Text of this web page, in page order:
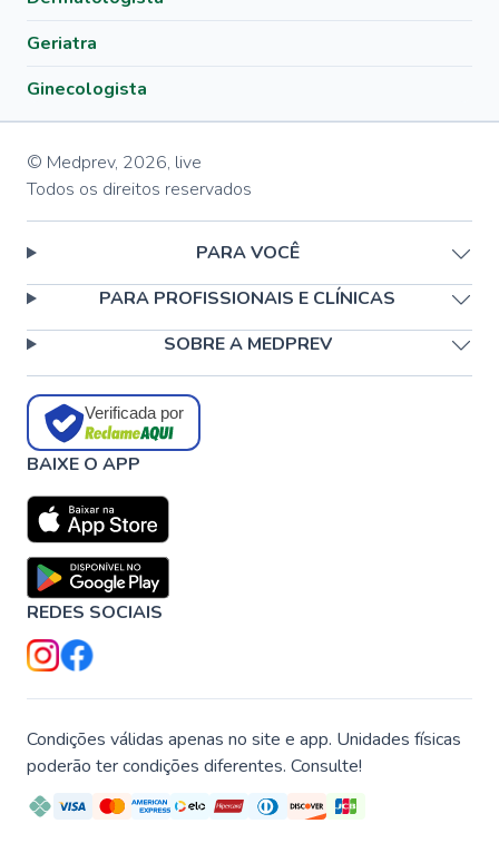
Geriatra
Ginecologista
© Medprev, 2026, live
Todos os direitos reservados
PARA VOCÊ
PARA PROFISSIONAIS E CLÍNICAS
SOBRE A MEDPREV
Verificada por
BAIXE O APP
REDES SOCIAIS
Condições válidas apenas no site e app. Unidades físicas
poderão ter condições diferentes. Consulte!